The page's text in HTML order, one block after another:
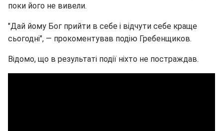
поки його не вивели.
"Дай йому Бог прийти в себе і відчути себе краще
сьогодні", ― прокоментував подію Гребенщиков.
Відомо, що в результаті події ніхто не постраждав.